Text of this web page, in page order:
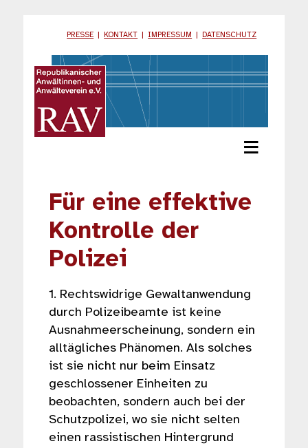
PRESSE KONTAKT |IMPRESSUM DATENSCHUTZ
≡
Für eine effektive
Kontrolle der
Polizei
1. Rechtswidrige Gewaltanwendung
durch Polizeibeamte ist keine
Ausnahmeerscheinung, sondern ein
alltägliches Phänomen. Als solches
ist sie nicht nur beim Einsatz
geschlossener Einheiten zu
beobachten, sondern auch bei der
Schutzpolizei, wo sie nicht selten
einen rassistischen Hintergrund